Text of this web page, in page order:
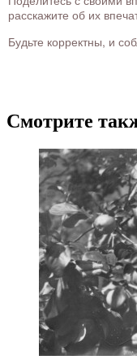
расскажите об их
Будьте корректны, и
Смотрите